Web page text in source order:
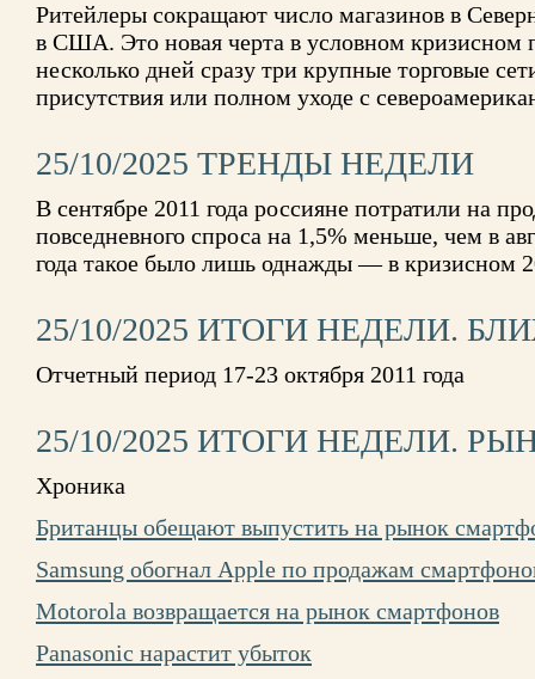
Ритейлеры сокращают число магазинов в
в США. Это новая черта в условном кризисном
несколько дней сразу три крупные торговые
присутствия или полном уходе с
25/10/2025 ТРЕНДЫ НЕДЕЛИ
В сентябре 2011 года россияне потратили на
повседневного спроса на 1,5% меньше, чем в
года такое было лишь однажды — в кризисном
25/10/2025 ИТОГИ НЕДЕЛИ.
Отчетный период 17-23 октября 2011 года
25/10/2025 ИТОГИ НЕДЕЛИ.
Хроника
Британцы обещают выпустить на рынок
Samsung обогнал Apple по продажам
Motorola возвращается на рынок смартфонов
Panasonic нарастит убыток